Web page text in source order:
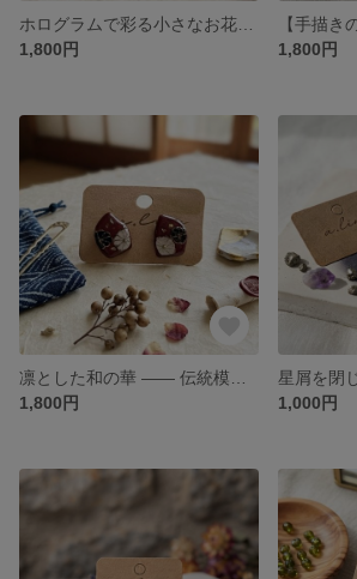
1,800円
1,800円
1,800円
1,000円